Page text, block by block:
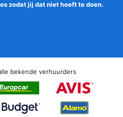
zodat jij dat niet hoeft te doen.
bekende verhuurders